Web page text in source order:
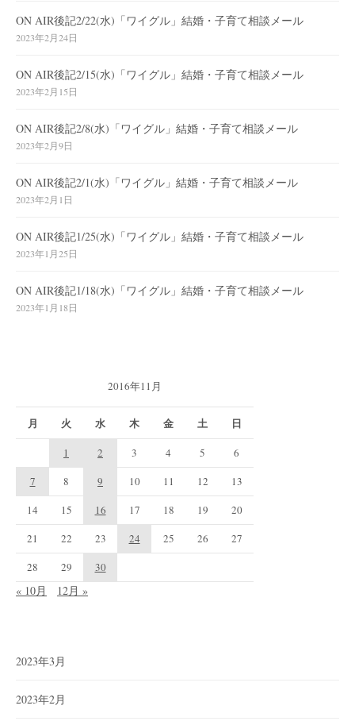
ON AIR後記2/22(水)「ワイグル」結婚・子育て相談メール
2023年2月24日
ON AIR後記2/15(水)「ワイグル」結婚・子育て相談メール
2023年2月15日
ON AIR後記2/8(水)「ワイグル」結婚・子育て相談メール
2023年2月9日
ON AIR後記2/1(水)「ワイグル」結婚・子育て相談メール
2023年2月1日
ON AIR後記1/25(水)「ワイグル」結婚・子育て相談メール
2023年1月25日
ON AIR後記1/18(水)「ワイグル」結婚・子育て相談メール
2023年1月18日
2016年11月
月 火 水 木 金 土 日
1 2 3 4 5
6
7
8 9 10 11 12
13
14
15 16 17 18 19
20
21
22 23 24 25 26
27
28
29 30
« 10月 12月 »
2023年3月
2023年2月